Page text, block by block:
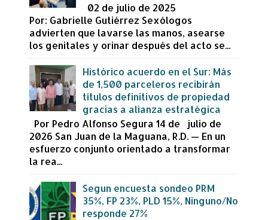
02 de julio de 2025
Por: Gabrielle Gutiérrez Sexólogos
advierten que lavarse las manos, asearse
los genitales y orinar después del acto se...
Histórico acuerdo en el Sur: Más
de 1,500 parceleros recibirán
títulos definitivos de propiedad
gracias a alianza estratégica
Por Pedro Alfonso Segura 14 de julio de
2026 San Juan de la Maguana, R.D. — En un
esfuerzo conjunto orientado a transformar
la rea...
Segun encuesta sondeo PRM
35%, FP 23%, PLD 15%, Ninguno/No
responde 27%